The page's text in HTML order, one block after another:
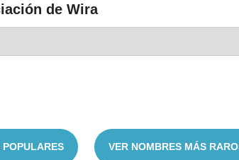
de Wira
VER NOMBRES MÁS